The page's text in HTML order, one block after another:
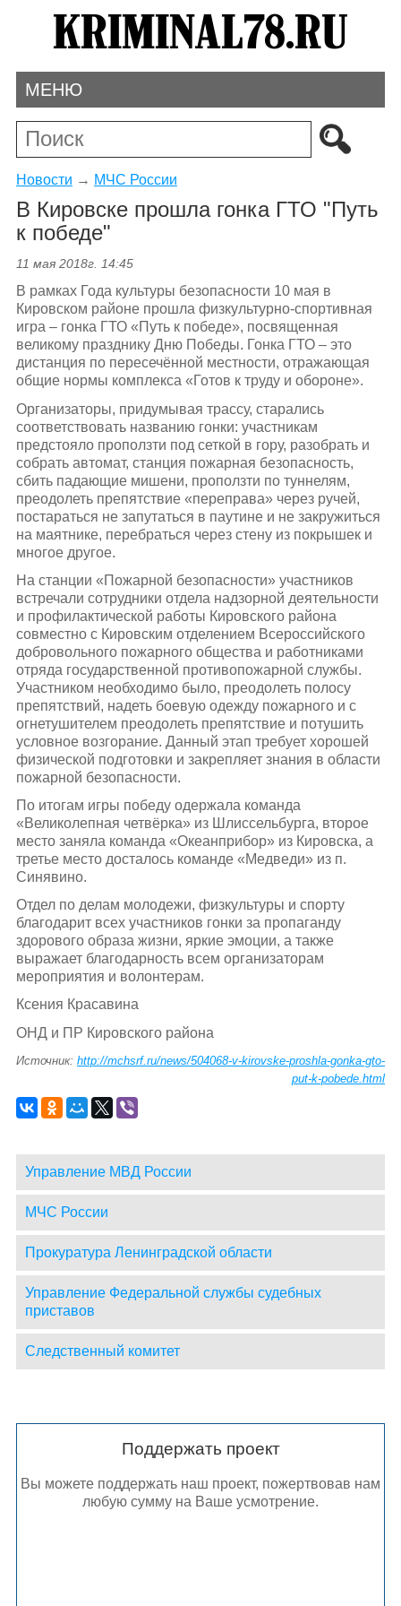
МЕНЮ
Новости → МЧС России
В Кировске прошла гонка ГТО "Путь
к победе"
11 мая 2018г. 14:45
В рамках Года культуры безопасности 10 мая в
Кировском районе прошла физкультурно-спортивная
игра – гонка ГТО «Путь к победе», посвященная
великому празднику Дню Победы. Гонка ГТО – это
дистанция по пересечённой местности, отражающая
общие нормы комплекса «Готов к труду и обороне».
Организаторы, придумывая трассу, старались
соответствовать названию гонки: участникам
предстояло проползти под сеткой в гору, разобрать и
собрать автомат, станция пожарная безопасность,
сбить падающие мишени, проползти по туннелям,
преодолеть препятствие «переправа» через ручей,
постараться не запутаться в паутине и не закружиться
на маятнике, перебраться через стену из покрышек и
многое другое.
На станции «Пожарной безопасности» участников
встречали сотрудники отдела надзорной деятельности
и профилактической работы Кировского района
совместно с Кировским отделением Всероссийского
добровольного пожарного общества и работниками
отряда государственной противопожарной службы.
Участником необходимо было, преодолеть полосу
препятствий, надеть боевую одежду пожарного и с
огнетушителем преодолеть препятствие и потушить
условное возгорание. Данный этап требует хорошей
физической подготовки и закрепляет знания в области
пожарной безопасности.
По итогам игры победу одержала команда
«Великолепная четвёрка» из Шлиссельбурга, второе
место заняла команда «Океанприбор» из Кировска, а
третье место досталось команде «Медведи» из п.
Синявино.
Отдел по делам молодежи, физкультуры и спорту
благодарит всех участников гонки за пропаганду
здорового образа жизни, яркие эмоции, а также
выражает благодарность всем организаторам
мероприятия и волонтерам.
Ксения Красавина
ОНД и ПР Кировского района
Источник:http://mchsrf.ru/news/504068-v-kirovske-proshla-gonka-gto-
put-k-pobede.html
Управление МВД России
МЧС России
Прокуратура Ленинградской области
Управление Федеральной службы судебных
приставов
Следственный комитет
Поддержать проект
Вы можете поддержать наш проект, пожертвовав нам
любую сумму на Ваше усмотрение.